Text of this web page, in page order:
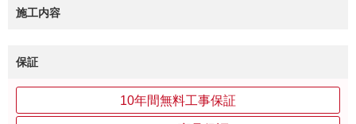
施工内容
保証
10年間無料工事保証